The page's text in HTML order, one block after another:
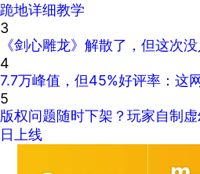
跪地详细教学
3
《剑心雕龙》解散了，但这次
4
7.7万峰值，但45%好评率：这
5
版权问题随时下架？玩家自制
日上线